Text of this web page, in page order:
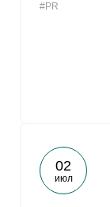
#PR
02
июл